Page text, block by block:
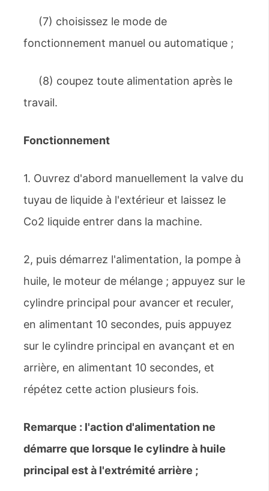
(7) choisissez le mode de
fonctionnement manuel ou automatique ;
(8) coupez toute alimentation après le
travail.
Fonctionnement
1. Ouvrez d'abord manuellement la valve du
tuyau de liquide à l'extérieur et laissez le
Co2 liquide entrer dans la machine.
2, puis démarrez l'alimentation, la pompe à
huile, le moteur de mélange ; appuyez sur le
cylindre principal pour avancer et reculer,
en alimentant 10 secondes, puis appuyez
sur le cylindre principal en avançant et en
arrière, en alimentant 10 secondes, et
répétez cette action plusieurs fois.
Remarque : l'action d'alimentation ne
démarre que lorsque le cylindre à huile
principal est à l'extrémité arrière ;